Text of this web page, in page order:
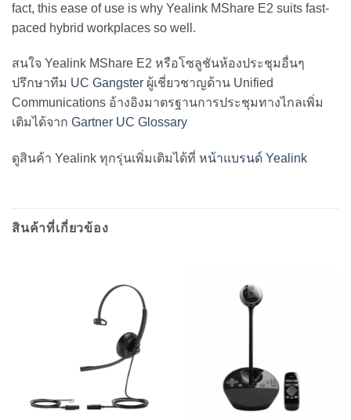
fact, this ease of use is why Yealink MShare E2 suits fast-
paced hybrid workplaces so well.
สนใจ Yealink MShare E2 หรือโซลูชันห้องประชุมอื่นๆ
ปรึกษาทีม UC Gangster ผู้เชี่ยวชาญด้าน Unified
Communications อ้างอิงมาตรฐานการประชุมทางไกลเพิ่ม
เติมได้จาก Gartner UC Glossary
ดูสินค้า Yealink ทุกรุ่นเพิ่มเติมได้ที่ หน้าแบรนด์ Yealink
สินค้าที่เกี่ยวข้อง